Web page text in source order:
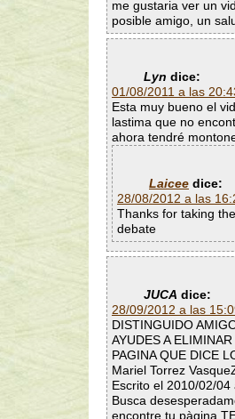
me gustaria ver un
posible amigo, un
Lyn dice:
01/08/2011 a las
Esta muy bueno el
lastima que no
ahora tendré
Laicee dice:
28/08/2012 a las
Thanks for taking
debate
JUCA dice:
28/09/2012 a las
DISTINGUIDO
AYUDES A
PAGINA QUE DICE
Mariel Torrez
Escrito el 2010/02/
Busca
encontre tu pàgina